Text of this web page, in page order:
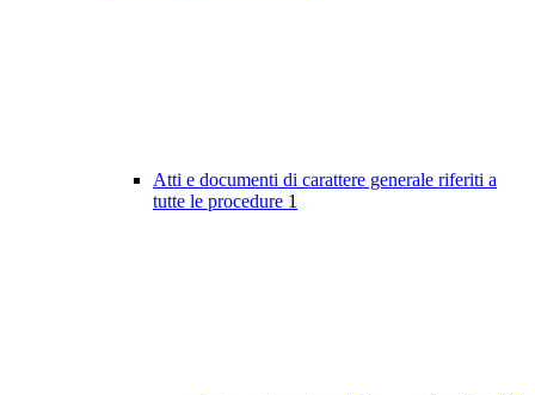
Atti e documenti di carattere generale riferiti a
tutte le procedure 1